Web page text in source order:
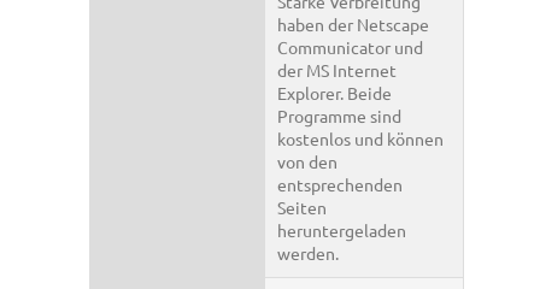
haben der Netscape
Communicator und
der MS Internet
Explorer. Beide
Programme sind
kostenlos und können
von den
entsprechenden
Seiten
heruntergeladen
werden.